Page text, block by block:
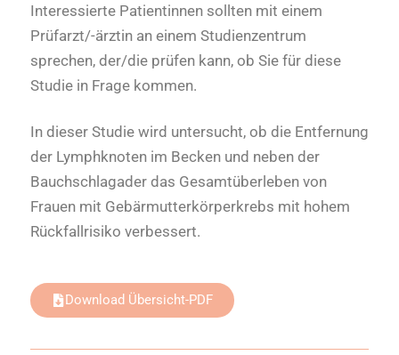
Interessierte Patientinnen sollten mit einem
Prüfarzt/-ärztin an einem Studienzentrum
sprechen, der/die prüfen kann, ob Sie für diese
Studie in Frage kommen.
In dieser Studie wird untersucht, ob die Entfernung
der Lymphknoten im Becken und neben der
Bauchschlagader das Gesamtüberleben von
Frauen mit Gebärmutterkörperkrebs mit hohem
Rückfallrisiko verbessert.
Download Übersicht-PDF